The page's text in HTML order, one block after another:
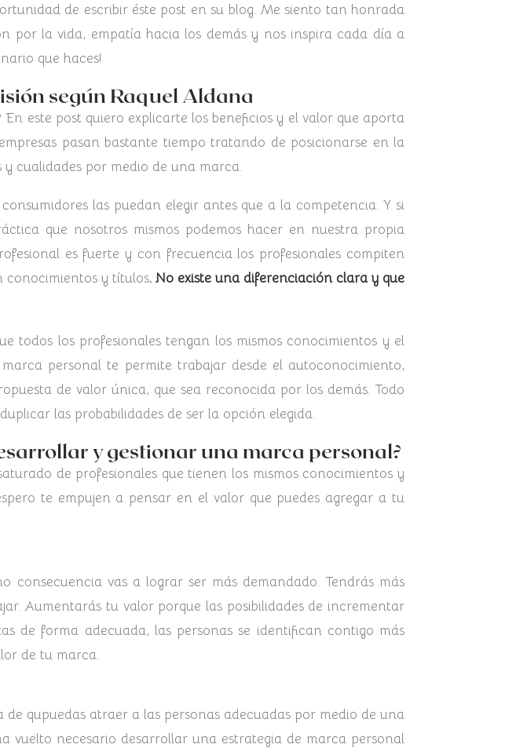
de escribir éste post en su blog. Me siento tan honrada
por la vida, empatía hacia los demás y nos inspira cada día a
que haces!
según Raquel Aldana
este post quiero explicarte los beneficios y el valor que aporta
pasan bastante tiempo tratando de posicionarse en la
cualidades por medio de una marca.
las puedan elegir antes que a la competencia. Y si
que nosotros mismos podemos hacer en nuestra propia
es fuerte y con frecuencia los profesionales compiten
conocimientos y títulos. No existe una diferenciación clara y que
todos los profesionales tengan los mismos conocimientos y el
personal te permite trabajar desde el autoconocimiento,
de valor única, que sea reconocida por los demás. Todo
las probabilidades de ser la opción elegida.
y gestionar una marca personal?
de profesionales que tienen los mismos conocimientos y
te empujen a pensar en el valor que puedes agregar a tu
vas a lograr ser más demandado. Tendrás más
Aumentarás tu valor porque las posibilidades de incrementar
de forma adecuada, las personas se identifican contigo más
de tu marca.
qupuedas atraer a las personas adecuadas por medio de una
vuelto necesario desarrollar una estrategia de marca personal